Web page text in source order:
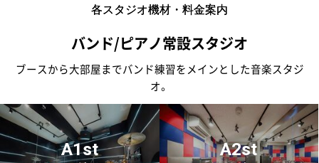
各スタジオ機材・料金案内
バンド/ピアノ常設スタジオ
ブースから大部屋までバンド練習をメインとした音楽スタジ
オ。
A1st A2st